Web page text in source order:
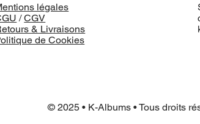
légales
/CGV
& Livraisons
de Cookies
© 2025 • K-Albums • Tous droits